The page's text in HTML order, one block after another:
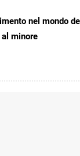
nel mondo
minore